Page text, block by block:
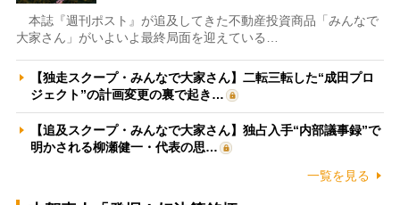
本誌『週刊ポスト』が追及してきた不動産投資商品「みんなで
大家さん」がいよいよ最終局面を迎えている…
【独走スクープ・みんなで大家さん】二転三転した“成田プロ
ジェクト”の計画変更の裏で起き…
【追及スクープ・みんなで大家さん】独占入手“内部議事録”で
明かされる柳瀬健一・代表の思…
一覧を見る